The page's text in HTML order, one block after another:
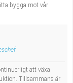
bygga mot vår
att växa
Tillsammans är